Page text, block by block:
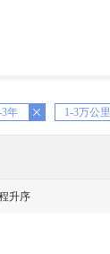
3年 1-3万公里
X
升序